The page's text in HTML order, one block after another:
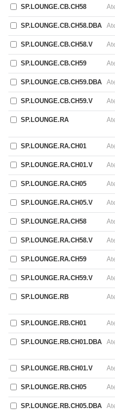
SP.LOUNGE.CB.CH58
SP.LOUNGE.CB.CH58.DBA
SP.LOUNGE.CB.CH58.V
SP.LOUNGE.CB.CH59
SP.LOUNGE.CB.CH59.DBA
SP.LOUNGE.CB.CH59.V
SP.LOUNGE.RA
SP.LOUNGE.RA.CH01
SP.LOUNGE.RA.CH01.V
SP.LOUNGE.RA.CH05
SP.LOUNGE.RA.CH05.V
SP.LOUNGE.RA.CH58
SP.LOUNGE.RA.CH58.V
SP.LOUNGE.RA.CH59
SP.LOUNGE.RA.CH59.V
SP.LOUNGE.RB
SP.LOUNGE.RB.CH01
SP.LOUNGE.RB.CH01.DBA
SP.LOUNGE.RB.CH01.V
SP.LOUNGE.RB.CH05
SP.LOUNGE.RB.CH05.DBA